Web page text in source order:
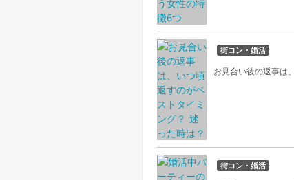
街コン・婚活
お見合い後の返事は
街コン・婚活